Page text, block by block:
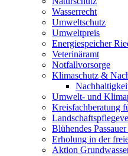
Wasserrecht
Umweltschutz
Umweltpreis
Energiespeicher
Veterinäramt
Notfallvorsorge
Klimaschutz &
Umwelt- und
Kreisfachberatung
Blühendes
Erholung in der
Aktion